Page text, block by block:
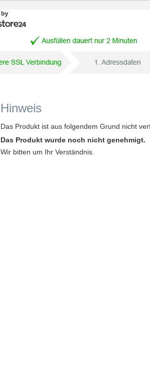
Hinweis
Das Produkt ist aus folgendem Grund nicht
Das Produkt wurde noch nicht genehmigt.
Wir bitten um Ihr Verständnis.